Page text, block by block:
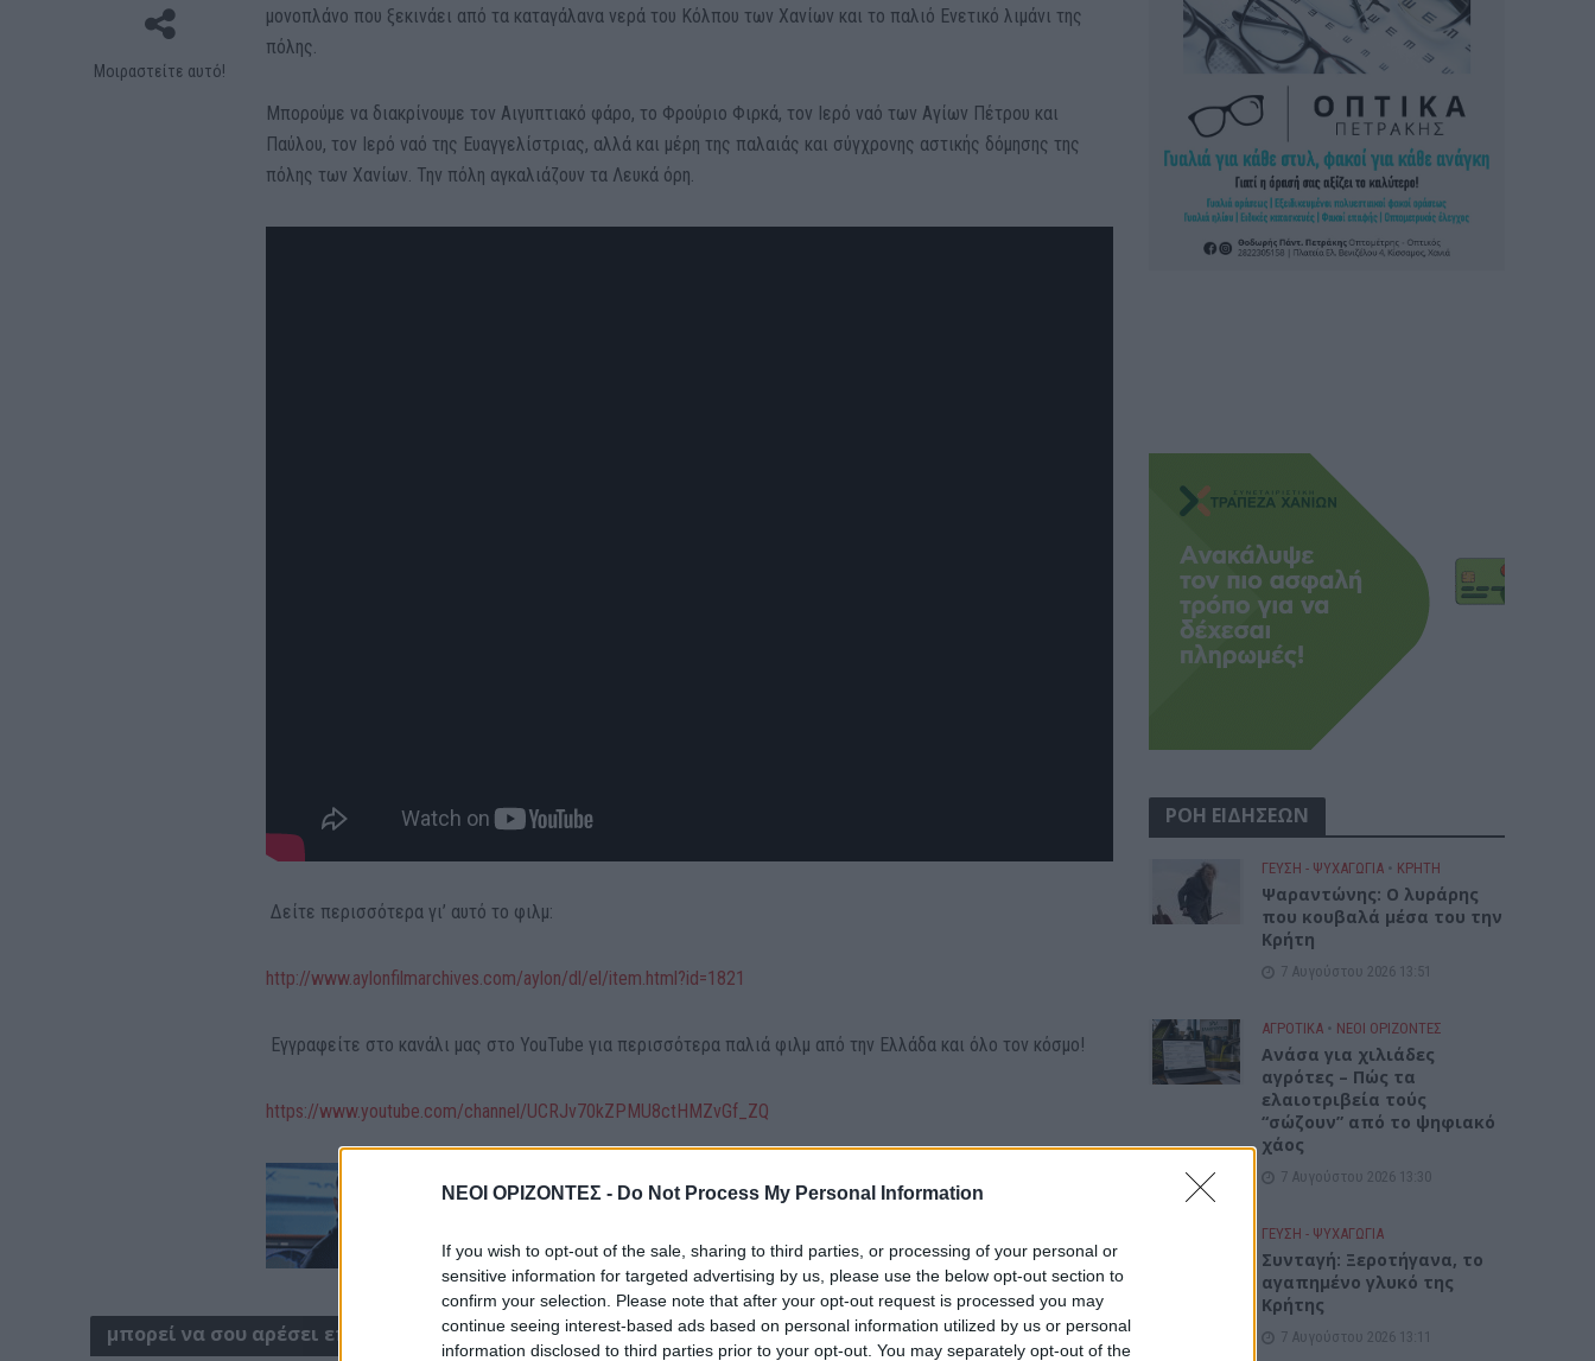
ΝΕΟΙ ΟΡΙΖΟΝΤΕΣ - Do Not Process My Personal Information
If you wish to opt-out of the sale, sharing to third parties, or processing of your personal or
sensitive information for targeted advertising by us, please use the below opt-out section to
confirm your selection. Please note that after your opt-out request is processed you may
continue seeing interest-based ads based on personal information utilized by us or personal
information disclosed to third parties prior to your opt-out. You may separately opt-out of the
Μοιραστείτε αυτό!
μονοπλάνο που ξεκινάει από τα καταγάλανα νερά του Κόλπου των Χανίων και το παλιό Ενετικό λιμάνι της
πόλης.
Μπορούμε να διακρίνουμε τον Αιγυπτιακό φάρο, το Φρούριο Φιρκά, τον Ιερό ναό των Αγίων Πέτρου και
Παύλου, τον Ιερό ναό της Ευαγγελίστριας, αλλά και μέρη της παλαιάς και σύγχρονης αστικής δόμησης της
πόλης των Χανίων. Την πόλη αγκαλιάζουν τα Λευκά όρη.
Δείτε περισσότερα γι’ αυτό το φιλμ:
http://www.aylonfilmarchives.com/aylon/dl/el/item.html?id=1821
Εγγραφείτε στο κανάλι μας στο YouTube για περισσότερα παλιά φιλμ από την Ελλάδα και όλο τον κόσμο!
https://www.youtube.com/channel/UCRJv70kZPMU8ctHMZvGf_ZQ
μπορεί να σου αρέσει επίσης
ΡΟΗ ΕΙΔΗΣΕΩΝ
ΓΕΎΣΗ - ΨΥΧΑΓΩΓΊΑ • ΚΡΗΤΗ
Ψαραντώνης: Ο λυράρης
που κουβαλά μέσα του την
Κρήτη
7 Αυγούστου 2026 13:51
ΑΓΡΟΤΙΚΑ • ΝΕΟΙ ΟΡΙΖΟΝΤΕΣ
Ανάσα για χιλιάδες
αγρότες – Πώς τα
ελαιοτριβεία τούς
“σώζουν” από το ψηφιακό
χάος
7 Αυγούστου 2026 13:30
ΓΕΎΣΗ - ΨΥΧΑΓΩΓΊΑ
Συνταγή: Ξεροτήγανα, το
αγαπημένο γλυκό της
Κρήτης
7 Αυγούστου 2026 13:11